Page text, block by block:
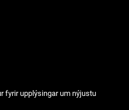
fyrir upplýsingar um nýjustu